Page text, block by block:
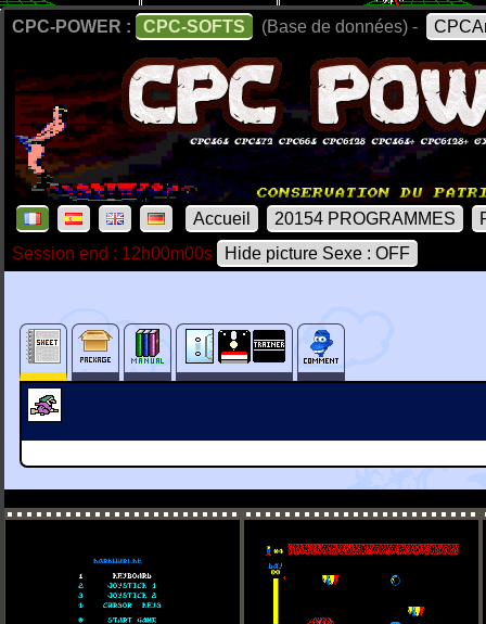
CPC-POWER : CPC-SOFTS (Base de données) -
Accueil 20154 PROGRAMMES
Session end : 12h00m00s
Hide picture Sexe : OFF